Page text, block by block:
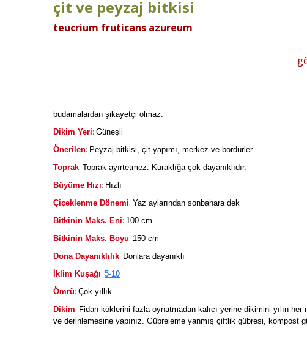
çit ve peyzaj bitkisi
teucrium fruticans azureum
budamalardan şikayetçi olmaz.
Dikim Yeri: Güneşli
Önerilen: Peyzaj bitkisi, çit yapımı, merkez ve bordürler
Toprak: Toprak ayırtetmez. Kuraklığa çok dayanıklıdır.
Büyüme Hızı: Hızlı
Çiçeklenme Dönemi: Yaz aylarından sonbahara dek
Bitkinin Maks. Eni: 100 cm
Bitkinin Maks. Boyu: 150 cm
Dona Dayanıklılık: Donlara dayanıklı
İklim Kuşağı: 5-10
Ömrü: Çok yıllık
Dikim: Fidan köklerini fazla oynatmadan kalıcı yerine dikimini yılın
ve derinlemesine yapınız. Gübreleme yanmış çiftlik gübresi, kompost